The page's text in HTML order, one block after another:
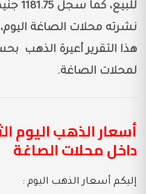
نشرته محلات الصاغة
هذا التقرير أعيرة الذهب
لمحلات الصاغة.
داخل محلات الصاغة
إليكم أسعار الذهب اليوم :